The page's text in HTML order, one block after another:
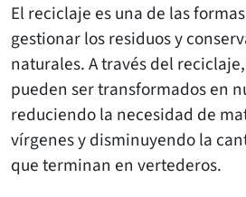
El reciclaje es una de las
gestionar los residuos y
naturales. A través del
pueden ser transformados en
reduciendo la necesidad de
vírgenes y disminuyendo la
que terminan en vertederos.